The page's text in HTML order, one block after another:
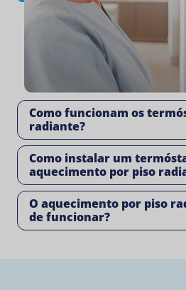
Como funcionam os
radiante?
Como instalar um
aquecimento por piso
O aquecimento por piso
de funcionar?